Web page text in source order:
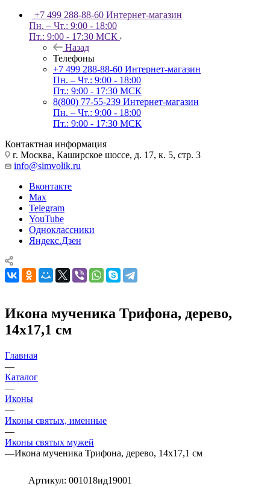
+7 499 288-88-60 Интернет-магазин
Пн. – Чт.: 9:00 - 18:00
Пт.: 9:00 - 17:30 МСК
Назад
Телефоны
+7 499 288-88-60 Интернет-магазин
Пн. – Чт.: 9:00 - 18:00
Пт.: 9:00 - 17:30 МСК
8(800) 77-55-239 Интернет-магазин
Пн. – Чт.: 9:00 - 18:00
Пт.: 9:00 - 17:30 МСК
Контактная информация
г. Москва, Каширское шоссе, д. 17, к. 5, стр. 3
info@simvolik.ru
Вконтакте
Max
Telegram
YouTube
Одноклассники
Яндекс.Дзен
Икона мученика Трифона, дерево,
14х17,1 см
Главная
—
Каталог
—
Иконы
—
Иконы святых, именные
—
Иконы святых мужей
—Икона мученика Трифона, дерево, 14х17,1 см
Артикул: 001018ид19001